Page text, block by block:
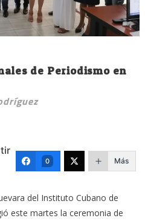
de Periodismo en
0 Más
del Instituto Cubano de
este martes la ceremonia de